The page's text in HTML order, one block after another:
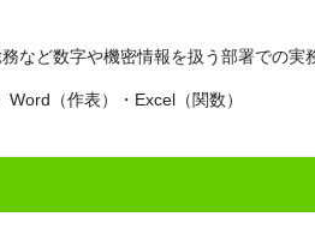
など数字や機密情報を扱う部署での実
Word（作表）・Excel（関数）